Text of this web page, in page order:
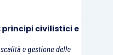
civilistici e
e gestione delle